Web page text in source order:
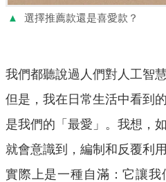
▲ 選擇推薦款還是喜愛款？
我們都聽說過人們對人工智
但是，我在日常生活中看到
是我們的「最愛」。我想，
就會意識到，編制和反覆利
實際上是一種自滿：它讓